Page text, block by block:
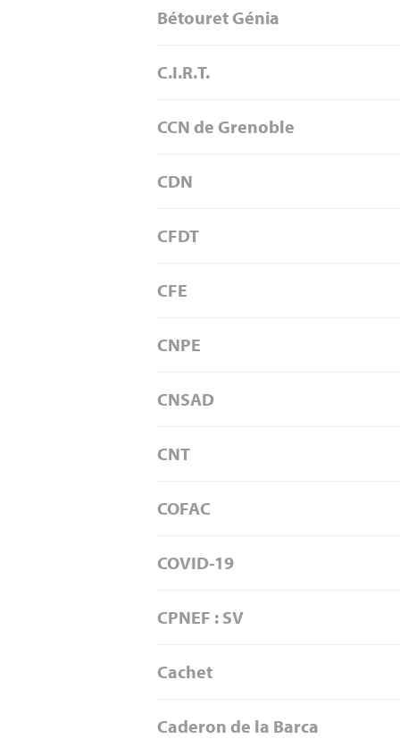
Bétouret Génia
C.I.R.T.
CCN de Grenoble
CDN
CFDT
CFE
CNPE
CNSAD
CNT
COFAC
COVID-19
CPNEF : SV
Cachet
Caderon de la Barca